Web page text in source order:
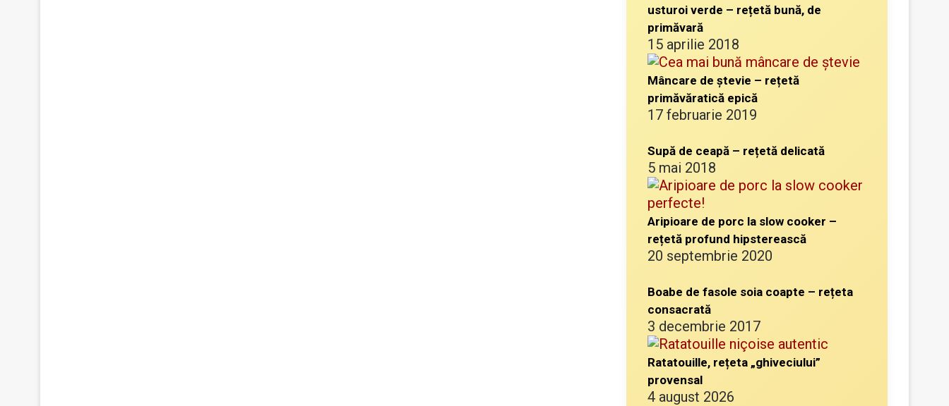
usturoi verde – rețetă bună, de
primăvară
15 aprilie 2018
Mâncare de ștevie – rețetă
primăvăratică epică
17 februarie 2019
Supă de ceapă – rețetă delicată
5 mai 2018
Aripioare de porc la slow cooker –
rețetă profund hipsterească
20 septembrie 2020
Boabe de fasole soia coapte – rețeta
consacrată
3 decembrie 2017
Ratatouille, rețeta „ghiveciului”
provensal
4 august 2026